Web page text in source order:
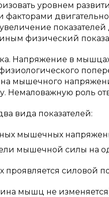
уровнем
физический
Напряжение в
мышечного
роль
вида показателей:
мышечных
мышечной силы на
силовой
мышц не